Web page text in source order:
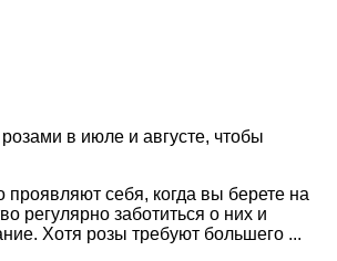
розами в июле и августе, чтобы
проявляют себя, когда вы берете на
регулярно заботиться о них и
Хотя розы требуют большего ...